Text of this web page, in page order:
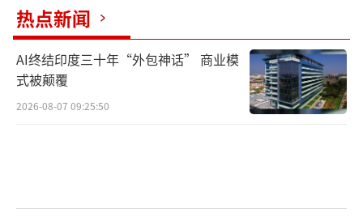
已获得奥运会门票的中国女篮，其比赛历
来受到高度关注，预计CCTV5体育频道将进行
直播，全国球迷共同期待并为中国女篮加油鼓
劲。
热点新闻
AI终结印度三十年“外包神话” 商业模
式被颠覆
2026-08-07 09:25:50